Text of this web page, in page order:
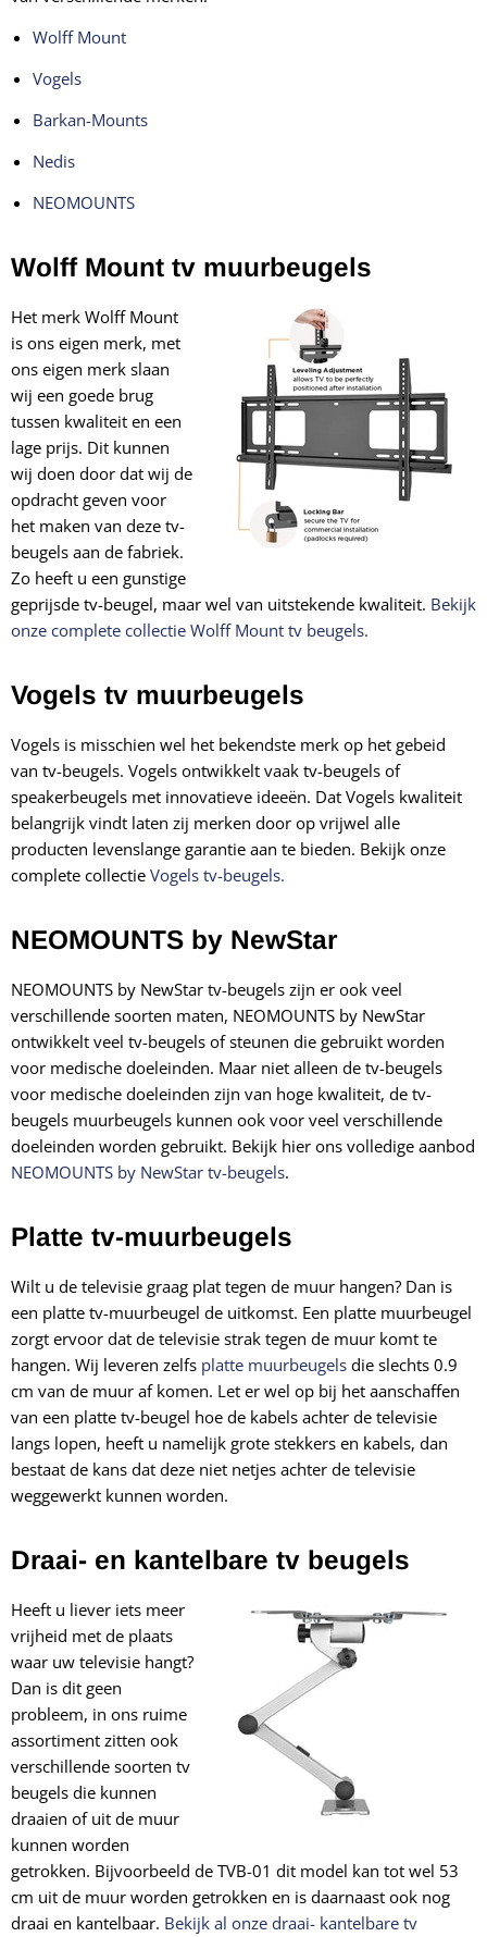
Wolff Mount
Vogels
Barkan-Mounts
Nedis
NEOMOUNTS
Wolff Mount tv muurbeugels
Het merk Wolff Mount
is ons eigen merk, met
ons eigen merk slaan
wij een goede brug
tussen kwaliteit en een
lage prijs. Dit kunnen
wij doen door dat wij de
opdracht geven voor
het maken van deze tv-
beugels aan de fabriek.
Zo heeft u een gunstige
geprijsde tv-beugel, maar wel van uitstekende kwaliteit. Bekijk
onze complete collectie Wolff Mount tv beugels.
Vogels tv muurbeugels
Vogels is misschien wel het bekendste merk op het gebeid
van tv-beugels. Vogels ontwikkelt vaak tv-beugels of
speakerbeugels met innovatieve ideeën. Dat Vogels kwaliteit
belangrijk vindt laten zij merken door op vrijwel alle
producten levenslange garantie aan te bieden. Bekijk onze
complete collectie Vogels tv-beugels.
NEOMOUNTS by NewStar
NEOMOUNTS by NewStar tv-beugels zijn er ook veel
verschillende soorten maten, NEOMOUNTS by NewStar
ontwikkelt veel tv-beugels of steunen die gebruikt worden
voor medische doeleinden. Maar niet alleen de tv-beugels
voor medische doeleinden zijn van hoge kwaliteit, de tv-
beugels muurbeugels kunnen ook voor veel verschillende
doeleinden worden gebruikt. Bekijk hier ons volledige aanbod
NEOMOUNTS by NewStar tv-beugels.
Platte tv-muurbeugels
Wilt u de televisie graag plat tegen de muur hangen? Dan is
een platte tv-muurbeugel de uitkomst. Een platte muurbeugel
zorgt ervoor dat de televisie strak tegen de muur komt te
hangen. Wij leveren zelfs platte muurbeugels die slechts 0.9
cm van de muur af komen. Let er wel op bij het aanschaffen
van een platte tv-beugel hoe de kabels achter de televisie
langs lopen, heeft u namelijk grote stekkers en kabels, dan
bestaat de kans dat deze niet netjes achter de televisie
weggewerkt kunnen worden.
Draai- en kantelbare tv beugels
Heeft u liever iets meer
vrijheid met de plaats
waar uw televisie hangt?
Dan is dit geen
probleem, in ons ruime
assortiment zitten ook
verschillende soorten tv
beugels die kunnen
draaien of uit de muur
kunnen worden
getrokken. Bijvoorbeeld de TVB-01 dit model kan tot wel 53
cm uit de muur worden getrokken en is daarnaast ook nog
draai en kantelbaar. Bekijk al onze draai- kantelbare tv